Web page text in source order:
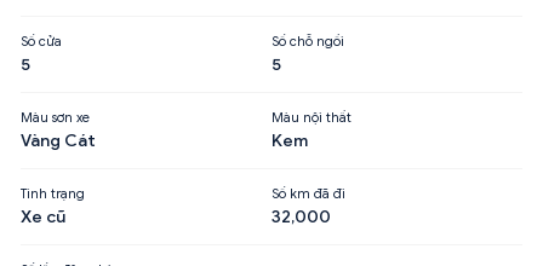
Số cửa
5
Số chỗ ngồi
5
Màu sơn xe
Vàng Cát
Màu nội thất
Kem
Tình trạng
Xe cũ
Số km đã đi
32,000